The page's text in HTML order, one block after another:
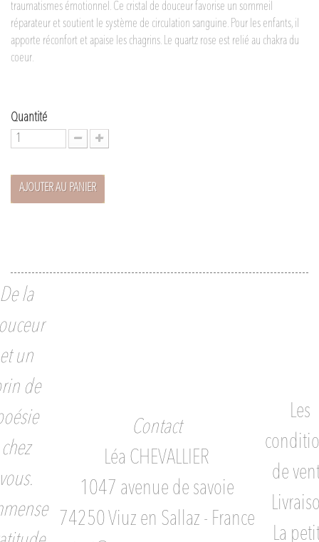
traumatismes émotionnel. Ce cristal de douceur favorise un sommeil
réparateur et soutient le système de circulation sanguine. Pour les enfants, il
apporte réconfort et apaise les chagrins. Le quartz rose est relié au chakra du
coeur.
Quantité
AJOUTER AU PANIER
la
un
de
chez
Contact
Léa CHEVALLIER
1047 avenue de savoie
74250 Viuz en Sallaz - France
Les
de
La